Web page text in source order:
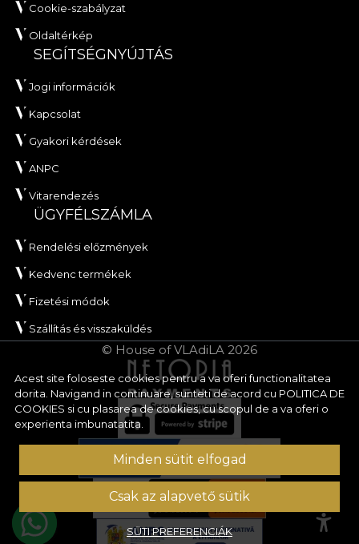
Acest site foloseste cookies pentru a va oferi functionalitatea
dorita. Navigand in continuare, sunteti de acord cu POLITICA DE
COOKIES si cu plasarea de cookies, cu scopul de a va oferi o
experienta imbunatatita.
Minden sütit elfogad
Csak az alapvető sütik
SÜTI PREFERENCIÁK
Cookie-szabályzat
Oldaltérkép
SEGÍTSÉGNYÚJTÁS
Jogi információk
Kapcsolat
Gyakori kérdések
ANPC
Vitarendezés
ÜGYFÉLSZÁMLA
Rendelési előzmények
Kedvenc termékek
Fizetési módok
Szállítás és visszaküldés
© House of VLAdiLA 2026